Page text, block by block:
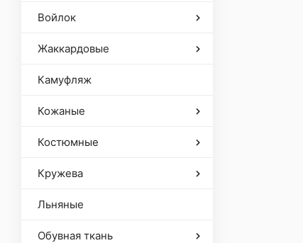
Войлок
Жаккардовые
Камуфляж
Кожаные
Костюмные
Кружева
Льняные
Обувная ткань